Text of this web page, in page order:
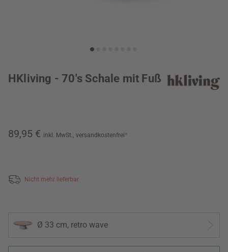
HKliving - 70's Schale mit Fuß
89,95 € inkl. MwSt., versandkostenfrei*
Nicht mehr lieferbar
Ø 33 cm, retro wave